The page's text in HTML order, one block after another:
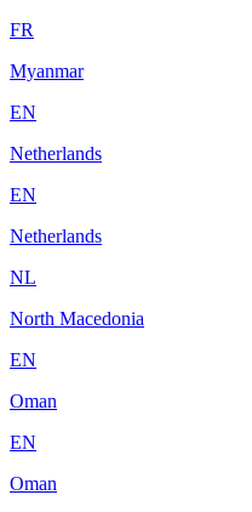
FR
Myanmar
EN
Netherlands
EN
Netherlands
NL
North Macedonia
EN
Oman
EN
Oman